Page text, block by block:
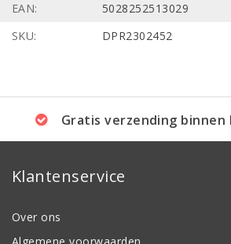
EAN:
5028252513029
SKU:
DPR2302452
Gratis verzending binnen
Klantenservice
Over ons